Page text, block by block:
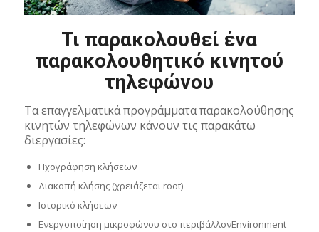
Τι παρακολουθεί ένα
παρακολουθητικό κινητού
τηλεφώνου
Τα επαγγελματικά προγράμματα παρακολούθησης
κινητών τηλεφώνων κάνουν τις παρακάτω
διεργασίες:
Ηχογράφηση κλήσεων
Διακοπή κλήσης (χρειάζεται root)
Ιστορικό κλήσεων
Ενεργοποίηση μικροφώνου στο περιβάλλονEnvironment